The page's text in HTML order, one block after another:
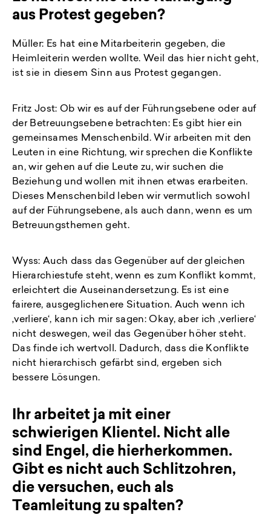
aus Protest gegeben?
Müller: Es hat eine Mitarbeiterin gegeben, die
Heimleiterin werden wollte. Weil das hier nicht geht,
ist sie in diesem Sinn aus Protest gegangen.
Fritz Jost: Ob wir es auf der Führungsebene oder auf
der Betreuungsebene betrachten: Es gibt hier ein
gemeinsames Menschenbild. Wir arbeiten mit den
Leuten in eine Richtung, wir sprechen die Konflikte
an, wir gehen auf die Leute zu, wir suchen die
Beziehung und wollen mit ihnen etwas erarbeiten.
Dieses Menschenbild leben wir vermutlich sowohl
auf der Führungsebene, als auch dann, wenn es um
Betreuungsthemen geht.
Wyss: Auch dass das Gegenüber auf der gleichen
Hierarchiestufe steht, wenn es zum Konflikt kommt,
erleichtert die Auseinandersetzung. Es ist eine
fairere, ausgeglichenere Situation. Auch wenn ich
‚verliere‘, kann ich mir sagen: Okay, aber ich ‚verliere‘
nicht deswegen, weil das Gegenüber höher steht.
Das finde ich wertvoll. Dadurch, dass die Konflikte
nicht hierarchisch gefärbt sind, ergeben sich
bessere Lösungen.
Ihr arbeitet ja mit einer
schwierigen Klientel. Nicht alle
sind Engel, die hierherkommen.
Gibt es nicht auch Schlitzohren,
die versuchen, euch als
Teamleitung zu spalten?